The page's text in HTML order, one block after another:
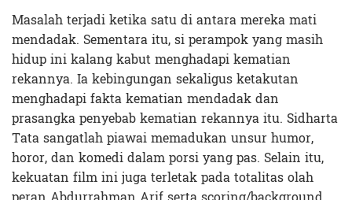
Masalah terjadi ketika satu di antara mereka mati
mendadak. Sementara itu, si perampok yang masih
hidup ini kalang kabut menghadapi kematian
rekannya. Ia kebingungan sekaligus ketakutan
menghadapi fakta kematian mendadak dan
prasangka penyebab kematian rekannya itu. Sidharta
Tata sangatlah piawai memadukan unsur humor,
horor, dan komedi dalam porsi yang pas. Selain itu,
kekuatan film ini juga terletak pada totalitas olah